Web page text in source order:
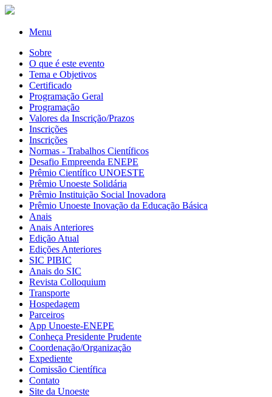
Menu
Sobre
O que é este evento
Tema e Objetivos
Certificado
Programação Geral
Programação
Valores da Inscrição/Prazos
Inscrições
Inscrições
Normas - Trabalhos Científicos
Desafio Empreenda ENEPE
Prêmio Científico UNOESTE
Prêmio Unoeste Solidária
Prêmio Instituição Social Inovadora
Prêmio Unoeste Inovação da Educação Básica
Anais
Anais Anteriores
Edição Atual
Edições Anteriores
SIC PIBIC
Anais do SIC
Revista Colloquium
Transporte
Hospedagem
Parceiros
App Unoeste-ENEPE
Conheça Presidente Prudente
Coordenação/Organização
Expediente
Comissão Científica
Contato
Site da Unoeste